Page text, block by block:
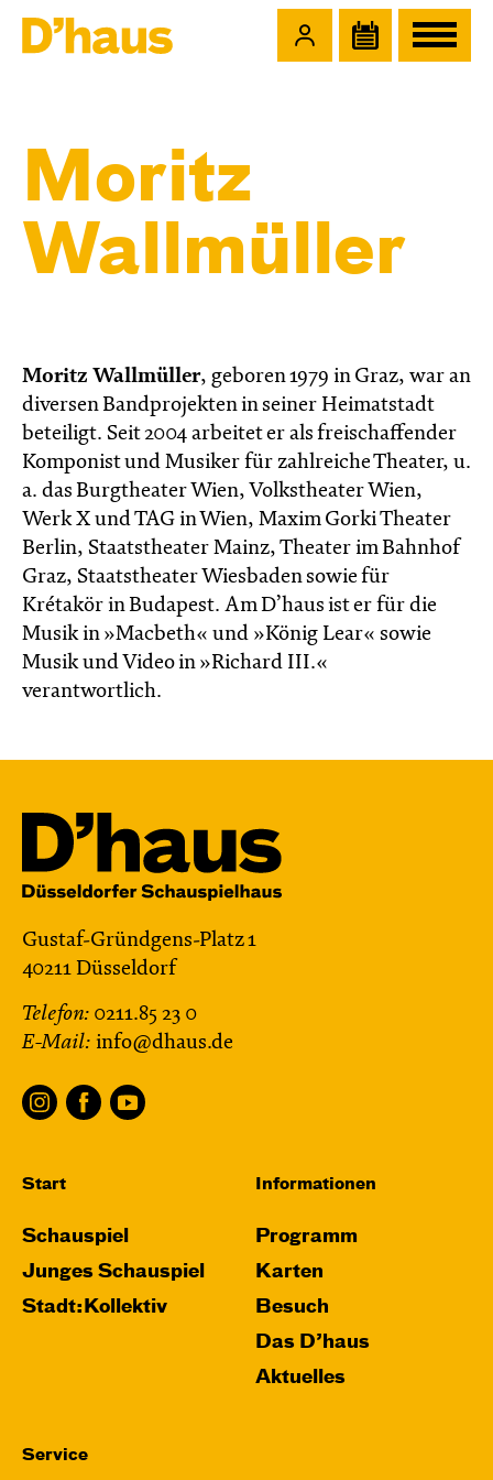
Moritz
Wallmüller
Moritz Wallmüller, geboren 1979 in Graz, war an
diversen Bandprojekten in seiner Heimatstadt
beteiligt. Seit 2004 arbeitet er als freischaffender
Komponist und Musiker für zahlreiche Theater, u.
a. das Burgtheater Wien, Volkstheater Wien,
Werk X und TAG in Wien, Maxim Gorki Theater
Berlin, Staatstheater Mainz, Theater im Bahnhof
Graz, Staatstheater Wiesbaden sowie für
Krétakör in Budapest. Am D’haus ist er für die
Musik in »Macbeth« und »König Lear« sowie
Musik und Video in »Richard III.«
verantwortlich.
Gustaf-Gründgens-Platz 1
40211 Düsseldorf
Telefon: 0211.85 23 0
E-Mail: info@dhaus.de
Start
Schauspiel
Junges Schauspiel
Stadt:Kollektiv
Informationen
Programm
Karten
Besuch
Das D’haus
Aktuelles
Service